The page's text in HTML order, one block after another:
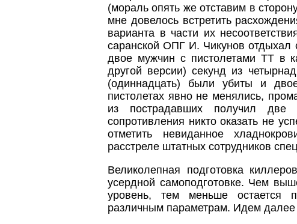
(мораль опять же отставим в
мне довелось встретить
варианта в части их
саранской ОПГ И. Чикунов отдыхал
двое мужчин с пистолетами ТТ в
другой версии) секунд из
(одиннадцать) были убиты и
пистолетах явно не менялись,
из пострадавших получил
сопротивления никто оказать не
отметить невиданное
расстреле штатных сотрудников
Великолепная подготовка
усердной самоподготовке. Чем
уровень, тем меньше остается
различным параметрам. Идем далее